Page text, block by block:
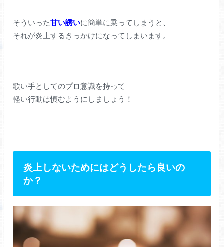
そういった甘い誘いに簡単に乗ってしまうと、
それが炎上するきっかけになってしまいます。
歌い手としてのプロ意識を持って
軽い行動は慎むようにしましょう！
炎上しないためにはどうしたら良いの
か？